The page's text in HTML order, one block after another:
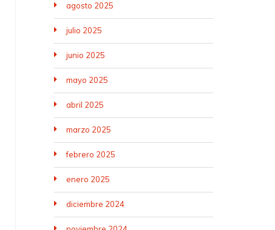
agosto 2025
julio 2025
junio 2025
mayo 2025
abril 2025
marzo 2025
febrero 2025
enero 2025
diciembre 2024